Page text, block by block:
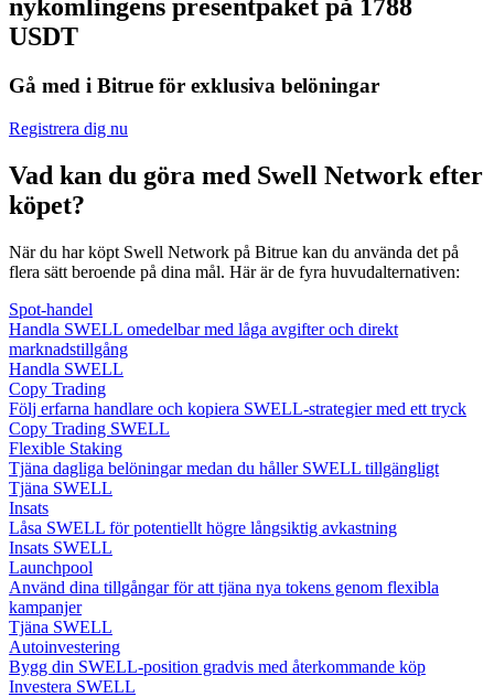
nykomlingens presentpaket på 1788
USDT
Gå med i Bitrue för exklusiva belöningar
Registrera dig nu
Vad kan du göra med Swell Network efter
köpet?
När du har köpt Swell Network på Bitrue kan du använda det på
flera sätt beroende på dina mål. Här är de fyra huvudalternativen:
Spot-handel
Handla SWELL omedelbar med låga avgifter och direkt
marknadstillgång
Handla SWELL
Copy Trading
Följ erfarna handlare och kopiera SWELL-strategier med ett tryck
Copy Trading SWELL
Flexible Staking
Tjäna dagliga belöningar medan du håller SWELL tillgängligt
Tjäna SWELL
Insats
Låsa SWELL för potentiellt högre långsiktig avkastning
Insats SWELL
Launchpool
Använd dina tillgångar för att tjäna nya tokens genom flexibla
kampanjer
Tjäna SWELL
Autoinvestering
Bygg din SWELL-position gradvis med återkommande köp
Investera SWELL